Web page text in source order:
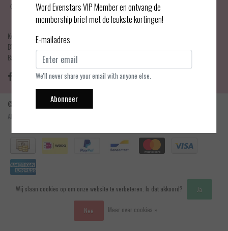
Haarlemmerdijk 21
1013 KA Amsterdam
KvK Number: 75017679
BTW-number: NL001595356B03
Bankrekening: NL75 INGB 0778 3839 97
© Copyright 2026 - Evenstars Lingerie | Realisatie
Algemene voorwaarden
Word Evenstars VIP Member en ontvang de
membership brief met de leukste kortingen!
E-mailadres
We'll never share your email with anyone else.
Abonneer
Wij slaan cookies op om onze website te verbeteren. Is dat akkoord? Ja
Nee Meer over cookies »